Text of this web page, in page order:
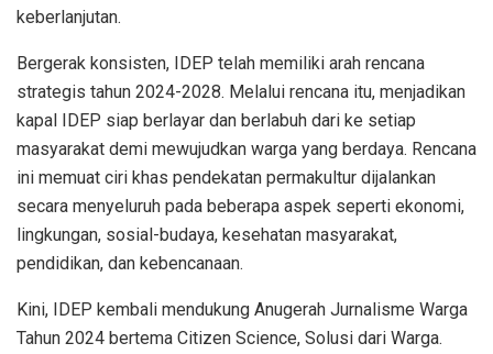
keberlanjutan.
Bergerak konsisten, IDEP telah memiliki arah rencana
strategis tahun 2024-2028. Melalui rencana itu, menjadikan
kapal IDEP siap berlayar dan berlabuh dari ke setiap
masyarakat demi mewujudkan warga yang berdaya. Rencana
ini memuat ciri khas pendekatan permakultur dijalankan
secara menyeluruh pada beberapa aspek seperti ekonomi,
lingkungan, sosial-budaya, kesehatan masyarakat,
pendidikan, dan kebencanaan.
Kini, IDEP kembali mendukung Anugerah Jurnalisme Warga
Tahun 2024 bertema Citizen Science, Solusi dari Warga.